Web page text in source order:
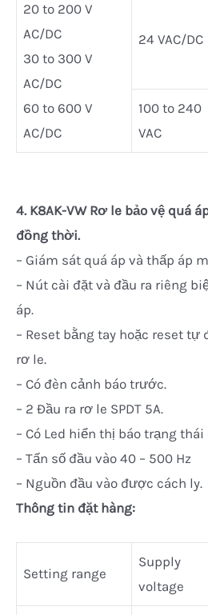
20 to 200 V
AC/DC
30 to 300 V
AC/DC
60 to 600 V
AC/DC
24 VAC/DC
100 to 240
VAC
4. K8AK-VW Rơ le bảo vệ quá
đồng thời.
– Giám sát quá áp và thấp áp
– Nút cài đặt và đầu ra riêng
áp.
– Reset bằng tay hoặc reset tự
rơ le.
– Có đèn cảnh báo trước.
– 2 Đầu ra rơ le SPDT 5A.
– Có Led hiển thị báo trạng thái
– Tấn số đầu vào 40 – 500 Hz
– Nguồn đầu vào được cách ly.
Thông tin đặt hàng:
Setting range
Supply
voltage